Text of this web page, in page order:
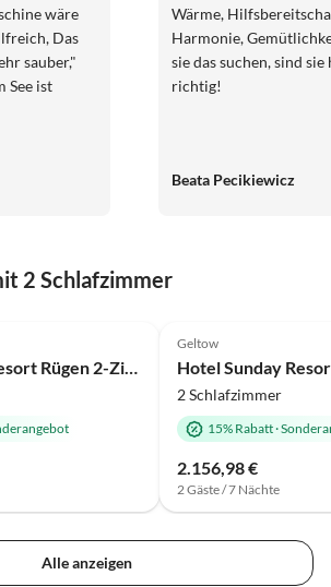
wäre
Das
sauber,"
See ist
Wärme,
Harmonie, Gemütlichkeit... wenn
sie das suchen, sind sie
richtig!
Beata Pecikiewicz
2 Schlafzimmer
Hotel Sunday Resort Rügen 2-Zimmer-Apartment
Geltow
2 Schlafzimmer
15% Rabatt·
2.156,98 €
2 Gäste / 7 Nächte
Alle anzeigen